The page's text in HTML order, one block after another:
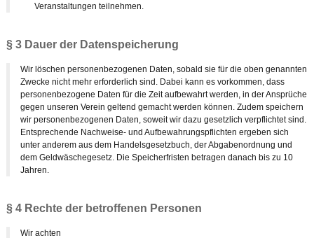
Veranstaltungen teilnehmen.
§ 3 Dauer der Datenspeicherung
Wir löschen personenbezogenen Daten, sobald sie für die oben genannten
Zwecke nicht mehr erforderlich sind. Dabei kann es vorkommen, dass
personenbezogene Daten für die Zeit aufbewahrt werden, in der Ansprüche
gegen unseren Verein geltend gemacht werden können. Zudem speichern
wir personenbezogenen Daten, soweit wir dazu gesetzlich verpflichtet sind.
Entsprechende Nachweise- und Aufbewahrungspflichten ergeben sich
unter anderem aus dem Handelsgesetzbuch, der Abgabenordnung und
dem Geldwäschegesetz. Die Speicherfristen betragen danach bis zu 10
Jahren.
§ 4 Rechte der betroffenen Personen
Wir achten